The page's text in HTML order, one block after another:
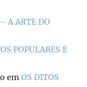
A ARTE DO
POPULARES E
emOS DITOS